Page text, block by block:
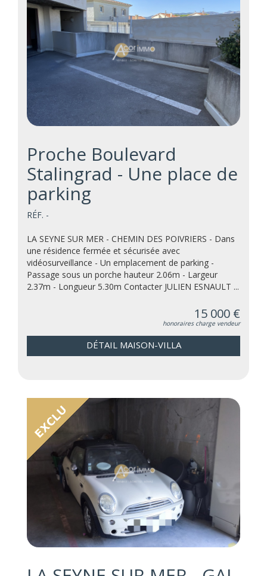
Proche Boulevard
Stalingrad - Une place de
parking
RÉF. -
LA SEYNE SUR MER - CHEMIN DES POIVRIERS - Dans
une résidence fermée et sécurisée avec
vidéosurveillance - Un emplacement de parking -
Passage sous un porche hauteur 2.06m - Largeur
2.37m - Longueur 5.30m Contacter JULIEN ESNAULT ...
15 000 €
honoraires charge vendeur
DÉTAIL MAISON-VILLA